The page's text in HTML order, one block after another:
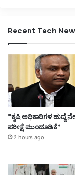
Recent Tech
*ಕೃಷಿ ಅಧಿಕಾರಿಗಳ ಹುದ್ದೆ
ಪರೀಕ್ಷೆ ಮುಂದೂಡಿಕೆ*
2 hours ago